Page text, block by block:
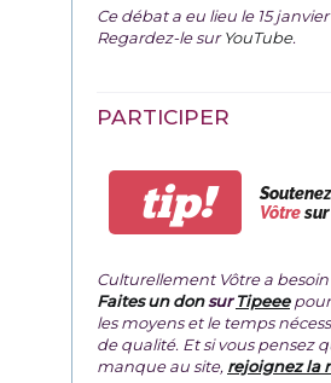
Ce débat a eu lieu le 15
Regardez-le surYouTube.
PARTICIPER
tip! Soutenez
Vôtresur
Culturellement Vôtre a
Faites un donsurTipeeepour
les moyens et le temps
de qualité. Et si vous pensez
manque au site, rejoignez la